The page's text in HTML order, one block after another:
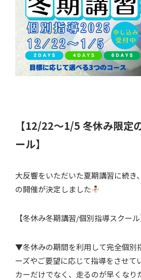
【12/22〜1/5 冬休み限定
ール】
大反響をいただいた夏期講習に続き
の開催が決定しました
【冬休み冬期講習/個別指導スクー
▼冬休みの期間を利用して完全個別
ーズやご要望に応じて指導をさせて
カーだけでなく、走るのが早くなり